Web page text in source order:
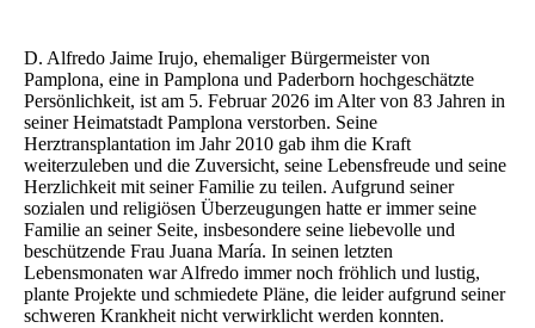
D. Alfredo Jaime Irujo, ehemaliger Bürgermeister von
Pamplona, eine in Pamplona und Paderborn hochgeschätzte
Persönlichkeit, ist am 5. Februar 2026 im Alter von 83 Jahren in
seiner Heimatstadt Pamplona verstorben. Seine
Herztransplantation im Jahr 2010 gab ihm die Kraft
weiterzuleben und die Zuversicht, seine Lebensfreude und seine
Herzlichkeit mit seiner Familie zu teilen. Aufgrund seiner
sozialen und religiösen Überzeugungen hatte er immer seine
Familie an seiner Seite, insbesondere seine liebevolle und
beschützende Frau Juana María. In seinen letzten
Lebensmonaten war Alfredo immer noch fröhlich und lustig,
plante Projekte und schmiedete Pläne, die leider aufgrund seiner
schweren Krankheit nicht verwirklicht werden konnten.